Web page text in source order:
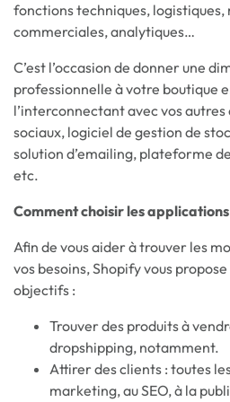
fonctions techniques,
commerciales, analytiques…
C’est l’occasion de donner une
professionnelle à votre boutique
l’interconnectant avec vos
sociaux, logiciel de gestion de
solution d’emailing, plateforme
etc.
Comment choisir les
Afin de vous aider à trouver les
vos besoins, Shopify vous
objectifs :
Trouver des produits à
dropshipping, notamment.
Attirer des clients : toutes
marketing, au SEO, à la